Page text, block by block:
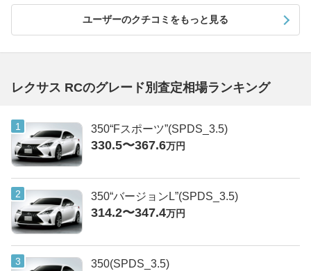
ユーザーのクチコミをもっと見る
レクサス RCのグレード別査定相場ランキング
350“Fスポーツ”(SPDS_3.5)
330.5〜367.6万円
350“バージョンL”(SPDS_3.5)
314.2〜347.4万円
350(SPDS_3.5)